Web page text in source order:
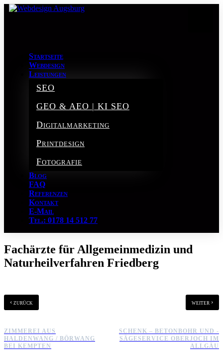
Startseite
Webdesign
Leistungen
SEO
GEO & AEO | KI SEO
Digitalmarketing
Printdesign
Fotografie
Blog
FAQ
Referenzen
Kontakt
E-Mail
Tel.: 0178 14 512 77
Fachärzte für Allgemeinmedizin und
Naturheilverfahren Friedberg
‹ zurück
ZIMMEREI AUS
HALDENWANG / BÖRWANG
BEI KEMPTEN
weiter ›
SCHENK – BETONBOHR UND -
SÄGESERVICE OBERJOCH IM
ALLGÄU